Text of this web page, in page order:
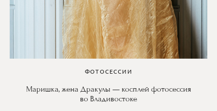
ФОТОСЕССИИ
Маришка, жена Дракулы — косплей фотосессия
во Владивостоке